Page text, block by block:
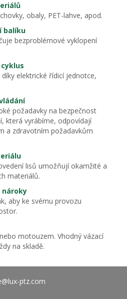
obaly, PET-lahve, apod.
balíku
bezproblémové vyklopení
elektrické řídicí jednotce,
požadavky na bezpečnost
která vyrábíme, odpovídají
a zdravotním požadavkům
lisů umožňují okamžité a
materiálů.
nároky
aby ke svému provozu
motouzem. Vhodný vázací
na skladě.
ptz.com